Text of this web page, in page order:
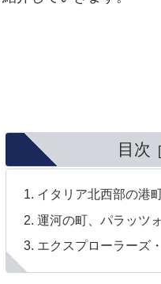
目次
イタリア北西部の港
運河の町、パラッツ
エクスプローラーズ